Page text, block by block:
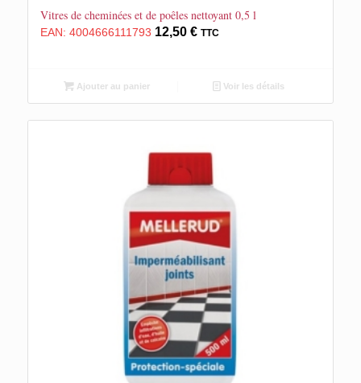
Vitres de cheminées et de poêles nettoyant 0,5 l
EAN: 4004666111793 12,50 € TTC
Ajouter au panier Voir les détails